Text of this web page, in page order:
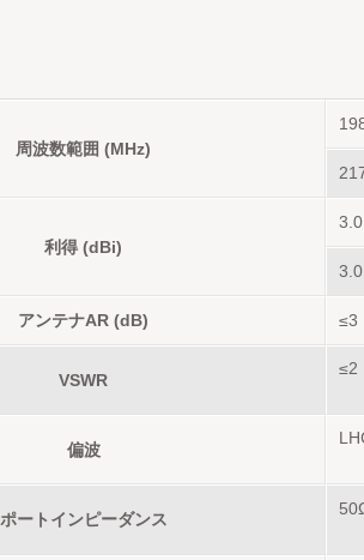
周波数範囲 (MHz)
利得 (dBi)
アンテナAR (dB) ≤3
VSWR
≤2
偏波
ポートインピーダンス